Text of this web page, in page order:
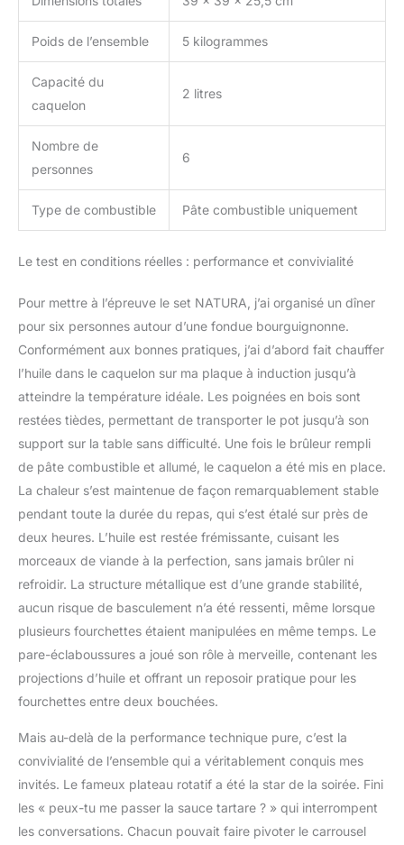
Poids de l’ensemble 5 kilogrammes
Capacité du
caquelon
2 litres
Nombre de
personnes
6
Type de combustible Pâte combustible uniquement
Le test en conditions réelles : performance et convivialité
Pour mettre à l’épreuve le set NATURA, j’ai organisé un dîner
pour six personnes autour d’une fondue bourguignonne.
Conformément aux bonnes pratiques, j’ai d’abord fait chauffer
l’huile dans le caquelon sur ma plaque à induction jusqu’à
atteindre la température idéale. Les poignées en bois sont
restées tièdes, permettant de transporter le pot jusqu’à son
support sur la table sans difficulté. Une fois le brûleur rempli
de pâte combustible et allumé, le caquelon a été mis en place.
La chaleur s’est maintenue de façon remarquablement stable
pendant toute la durée du repas, qui s’est étalé sur près de
deux heures. L’huile est restée frémissante, cuisant les
morceaux de viande à la perfection, sans jamais brûler ni
refroidir. La structure métallique est d’une grande stabilité,
aucun risque de basculement n’a été ressenti, même lorsque
plusieurs fourchettes étaient manipulées en même temps. Le
pare-éclaboussures a joué son rôle à merveille, contenant les
projections d’huile et offrant un reposoir pratique pour les
fourchettes entre deux bouchées.
Mais au-delà de la performance technique pure, c’est la
convivialité de l’ensemble qui a véritablement conquis mes
invités. Le fameux plateau rotatif a été la star de la soirée. Fini
les « peux-tu me passer la sauce tartare ? » qui interrompent
les conversations. Chacun pouvait faire pivoter le carrousel